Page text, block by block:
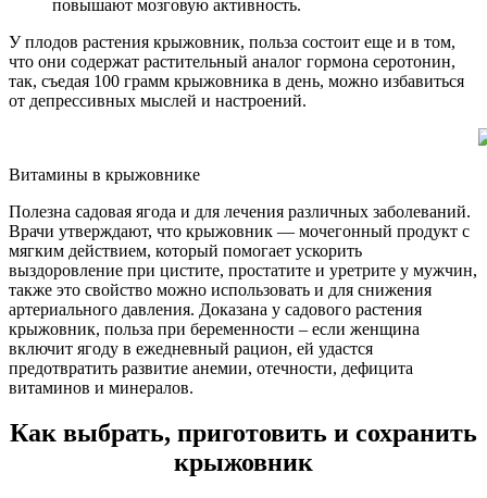
повышают мозговую активность.
У плодов растения крыжовник, польза состоит еще и в том,
что они содержат растительный аналог гормона серотонин,
так, съедая 100 грамм крыжовника в день, можно избавиться
от депрессивных мыслей и настроений.
Витамины в крыжовнике
Полезна садовая ягода и для лечения различных заболеваний.
Врачи утверждают, что крыжовник — мочегонный продукт с
мягким действием, который помогает ускорить
выздоровление при цистите, простатите и уретрите у мужчин,
также это свойство можно использовать и для снижения
артериального давления. Доказана у садового растения
крыжовник, польза при беременности – если женщина
включит ягоду в ежедневный рацион, ей удастся
предотвратить развитие анемии, отечности, дефицита
витаминов и минералов.
Как выбрать, приготовить и сохранить
крыжовник